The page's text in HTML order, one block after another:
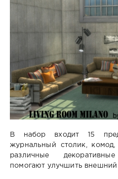
В набор входит 15
журнальный столик,
различные
помогают улучшить внешний